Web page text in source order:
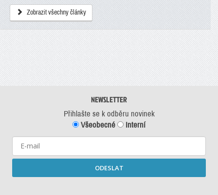
Zobrazit všechny články
NEWSLETTER
Přihlašte se k odběru novinek
Všeobecné
Interní
ODESLAT